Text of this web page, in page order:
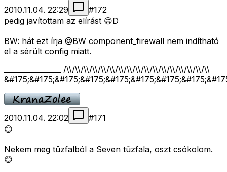
2010.11.04. 22:29 #172
pedig javítottam az elírást 😄D
BW: hát ezt írja @BW component_firewall nem indítható
el a sérült config miatt.
________________ /\\/\\/\\/\\/\\/\\/\\/\\/\\/\\/\\/\\/\\/\\/\\/\\/\\
2010.11.04. 22:02 #171
😊
Nekem meg tûzfalból a Seven tûzfala, oszt csókolom.
😊